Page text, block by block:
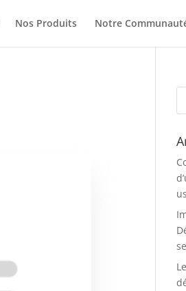
Nos Produits Notre